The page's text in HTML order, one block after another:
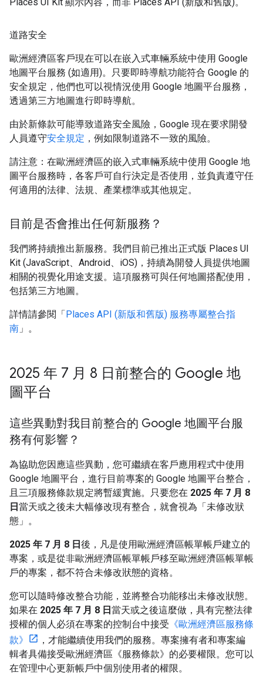
道路安全
歐洲經濟區客戶現在可以在嵌入式車輛系統中使用 Google
地圖平台服務 (如適用)。只要即時導航功能符合 Google 的
安全規定，他們也可以視情況使用 Google 地圖平台服務，
透過第三方地圖進行即時導航。
由於新條款可能導致道路安全風險，Google 現在要求開發
人員遵守安全規定 ，例如限制道路不一致的風險。
請注意：在歐洲經濟區的嵌入式車輛系統中使用 Google 地
圖平台服務時，各客戶可自行決定是否使用，並負責遵守任
何適用的法律、法規、產業標準或其他規定。
目前是否會推出任何新服務？
我們將持續推出新服務。我們目前已推出正式版 Places UI
Kit (JavaScript、Android、iOS)，持續為開發人員提供地圖
相關的視覺化用途支援。這項服務可與任何地圖搭配使用，
包括第三方地圖。
詳情請參閱「Places API (新版和舊版) 服務專屬整合指
南 」。
2025 年 7 月 8 日前整合的 Google 地
圖平台
這些異動對我目前整合的 Google 地圖平台服
務有何影響？
為協助您因應這些異動，您可繼續在客戶應用程式中使用
Google 地圖平台，進行目前專案的 Google 地圖平台整合，
且三項服務條款規定將暫緩實施。只要您在 2025 年 7 月 8
日當天或之後未大幅修改現有整合，就會視為「未修改狀
態」。
2025 年 7 月 8 日後，凡是使用歐洲經濟區帳單帳戶建立的
專案，或是從非歐洲經濟區帳單帳戶移至歐洲經濟區帳單帳
戶的專案，都不符合未修改狀態的資格。
您可以隨時修改整合功能，並將整合功能移出未修改狀態。
如果在 2025 年 7 月 8 日當天或之後這麼做，具有完整法律
授權的個人必須在專案的控制台中接受 《歐洲經濟區服務條
款》
，才能繼續使用我們的服務。專案擁有者和專案編
輯者具備接受歐洲經濟區《服務條款》的必要權限。您可以
在管理中心更新帳戶中個別使用者的權限。